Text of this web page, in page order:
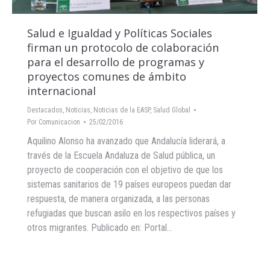
Salud e Igualdad y Políticas Sociales
firman un protocolo de colaboración
para el desarrollo de programas y
proyectos comunes de ámbito
internacional
Destacados, Noticias, Noticias de la EASP, Salud Global
Por Comunicacion 25/02/2016
Aquilino Alonso ha avanzado que Andalucía liderará, a
través de la Escuela Andaluza de Salud pública, un
proyecto de cooperación con el objetivo de que los
sistemas sanitarios de 19 países europeos puedan dar
respuesta, de manera organizada, a las personas
refugiadas que buscan asilo en los respectivos países y
otros migrantes. Publicado en: Portal…